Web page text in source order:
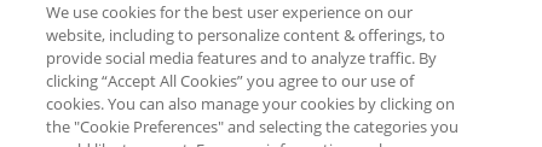
We use cookies for the best user experience on our
website, including to personalize content & offerings, to
provide social media features and to analyze traffic. By
clicking “Accept All Cookies” you agree to our use of
cookies. You can also manage your cookies by clicking on
the "Cookie Preferences" and selecting the categories you